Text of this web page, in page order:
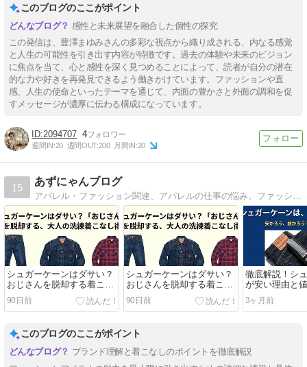
このブログのここがポイント
感性と未来展望を融合した個性の探究
この発信は、豊澤まゆみさんの多彩な視点から織り成される、内なる感覚
と人生の可能性を引き出す内容が特徴です。過去の体験や未来のビジョン
に焦点を当て、心と感性を深く見つめることによって、読者が自分の潜在
的な力や好きを再発見できるよう働きかけています。ファッションや直
感、人生の使命といったテーマを通じて、内面の豊かさと外面の調和を促
すメッセージが濃厚に伝わる構成になっています。
2094707 4
週間IN:20 週間OUT:200 月間IN:20
15
あずにゃんブログ
シュガーケーンはダサい？
おじさんを脱却する着こな
90日前
シュガーケーンはダサい？
おじさんを脱却する着こな
90日前
徹底解説！シ
が安い理由と
質の秘密
3ヶ月前
このブログのここがポイント
ブランド理解と着こなしのポイントを徹底解説